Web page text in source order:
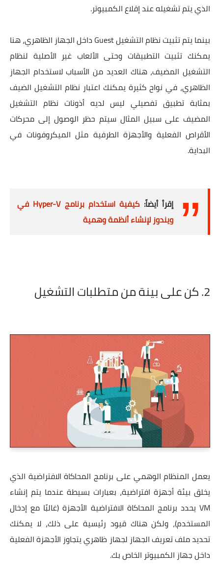
الذي يتم تشغيله عند إقلاع الكمبيوتر.
بينما يتم تثبيت نظام التشغيل Guest داخل الجهاز الظاهري، هنا
يمكنك تثبيت التطبيقات وحتى الألعاب غير الأصلية لنظام
التشغيل المضيف، هناك العديد من الأسباب لاستخدام الجهاز
الظاهري، في نواح كثيرة يمكنك اعتبار نظام التشغيل الضيف
بمثابة تطبيق تفصيلي ليس لديه أذونات نظام التشغيل
المضيف على سبيل المثال سيتم حظر الوصول إلى محركات
الأقراص الفعلية والأجهزة الطرفية مثل الميكروفونات في
البداية.
إقرأ أيضاً:
كيفية استخدام برنامج Hyper-V في
ويندوز لإنشاء أنظمة وهمية
2. كن على بينة من متطلبات التشغيل
يعمل المنظام الوهمي على برنامج المحاكاة الافتراضية الذي
يخلق بيئة أجهزة افتراضية، بعبارات بسيطة عندما يتم إنشاء
VM يحدد برنامج المحاكاة الافتراضية الأجهزة (غالبًا مع إدخال
المستخدم)، ولكن هناك قيود رئيسية على ذلك، لا يمكنك
تحديد ملف تعريف الجهاز لجهاز ظاهري يتجاوز الأجهزة الفعلية
داخل جهاز الكمبيوتر الخاص بك.